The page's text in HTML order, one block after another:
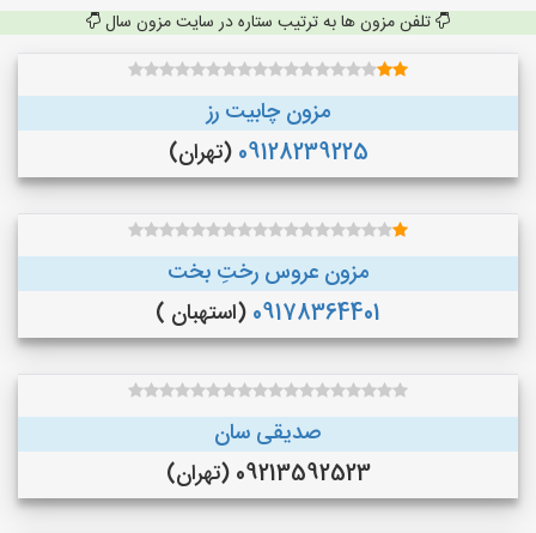
تلفن مزون ها به ترتیب ستاره در سایت مزون سال
مزون چابیت رز
09128239225 (تهران)
مزون عروس رختِ بخت
09178364401 (استهبان )
صدیقی سان
09213592523 (تهران)